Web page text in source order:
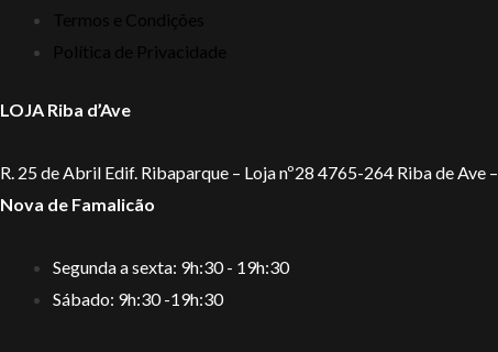
LOJA Riba d’Ave
R. 25 de Abril Edif. Ribaparque – Loja nº28 4765-264 Riba de Ave –
Nova de Famalicão
Segunda a sexta: 9h:30 - 19h:30
Sábado: 9h:30 -19h:30